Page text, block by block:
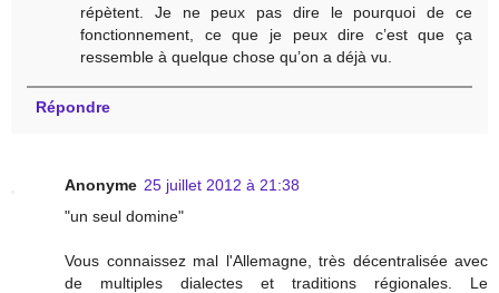
répètent. Je ne peux pas dire le pourquoi de ce
fonctionnement, ce que je peux dire c’est que ça
ressemble à quelque chose qu’on a déjà vu.
Répondre
Anonyme 25 juillet 2012 à 21:38
"un seul domine"
Vous connaissez mal l'Allemagne, très décentralisée avec
de multiples dialectes et traditions régionales. Le